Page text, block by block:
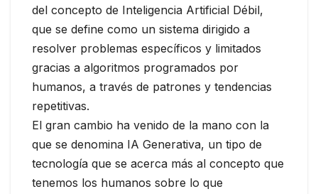
del concepto de Inteligencia Artificial Débil,
que se define como un sistema dirigido a
resolver problemas específicos y limitados
gracias a algoritmos programados por
humanos, a través de patrones y tendencias
repetitivas.
El gran cambio ha venido de la mano con la
que se denomina IA Generativa, un tipo de
tecnología que se acerca más al concepto que
tenemos los humanos sobre lo que